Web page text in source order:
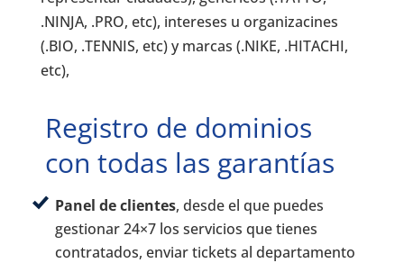
.NINJA, .PRO, etc), intereses u organizacines
(.BIO, .TENNIS, etc) y marcas (.NIKE, .HITACHI,
etc),
Registro de dominios
con todas las garantías
Panel de clientes, desde el que puedes
gestionar 24×7 los servicios que tienes
contratados, enviar tickets al departamento